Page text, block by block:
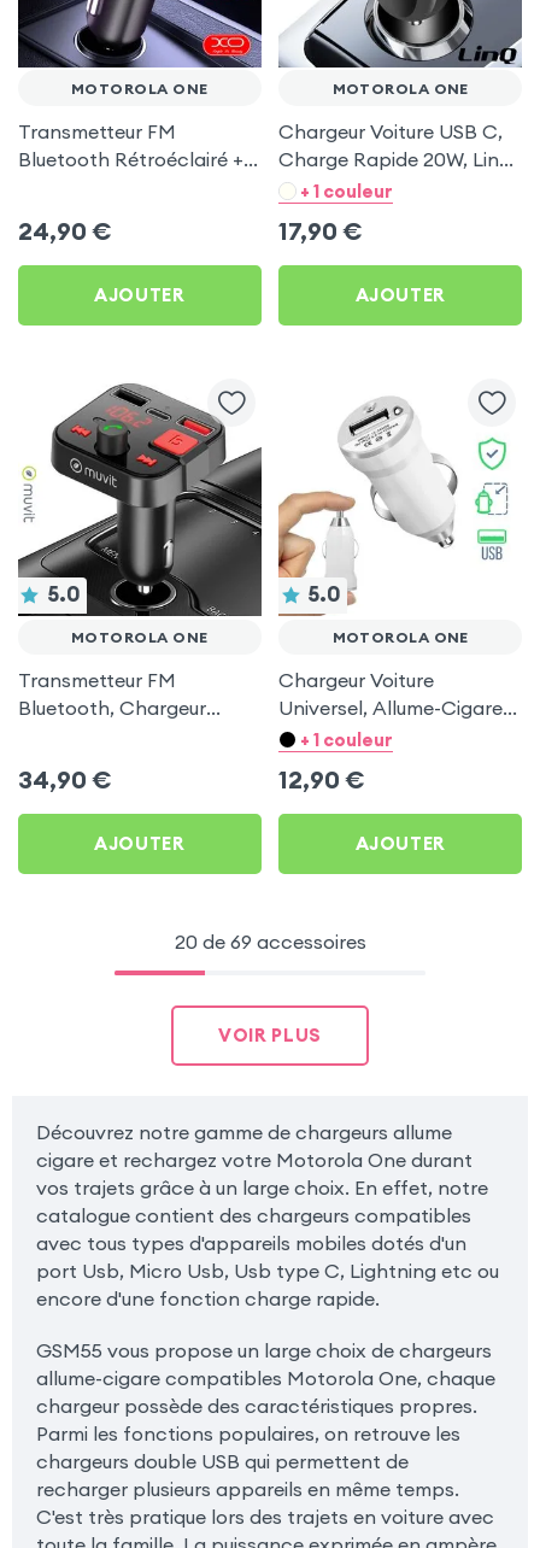
MOTOROLA ONE
Transmetteur FM
Bluetooth Rétroéclairé +
24,90 €
AJOUTER
MOTOROLA ONE
Chargeur Voiture USB C,
Charge Rapide 20W, LinQ
- Noir pour Motorola One
+ 1 couleur
17,90 €
AJOUTER
5.0
MOTOROLA ONE
Transmetteur FM
Bluetooth, Chargeur
34,90 €
AJOUTER
5.0
MOTOROLA ONE
Chargeur Voiture
Universel, Allume-Cigare
Ultra Compact avec
+ 1 couleur
12,90 €
AJOUTER
20 de 69 accessoires
VOIR PLUS
Découvrez notre gamme de chargeurs allume
cigare et rechargez votre Motorola One durant
vos trajets grâce à un large choix. En effet, notre
catalogue contient des chargeurs compatibles
avec tous types d'appareils mobiles dotés d'un
port Usb, Micro Usb, Usb type C, Lightning etc ou
encore d'une fonction charge rapide.
GSM55 vous propose un large choix de chargeurs
allume-cigare compatibles Motorola One, chaque
chargeur possède des caractéristiques propres.
Parmi les fonctions populaires, on retrouve les
chargeurs double USB qui permettent de
recharger plusieurs appareils en même temps.
C'est très pratique lors des trajets en voiture avec